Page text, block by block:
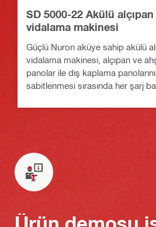
SD 5000-22 Akülü alçıpan
vidalama makinesi
Güçlü Nuron aküye sahip akülü
vidalama makinesi, alçıpan ve
panolar ile dış kaplama
sabitlenmesi sırasında her şarj
performansı sağlar